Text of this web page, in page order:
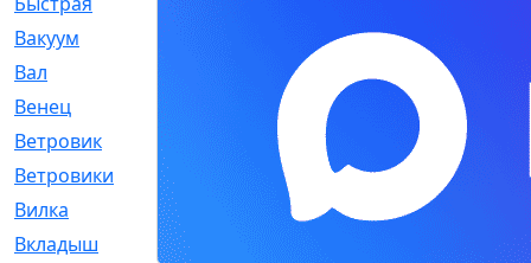
Вакуум
Вал
Венец
Ветровик
Ветровики
Вилка
Вкладыш